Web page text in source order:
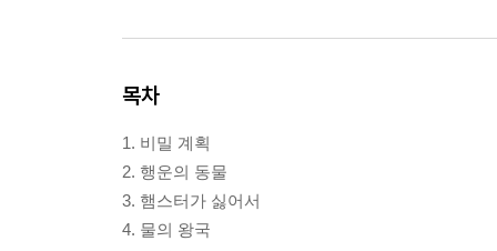
목차
1. 비밀 계획
2. 행운의 동물
3. 햄스터가 싫어서
4. 물의 왕국